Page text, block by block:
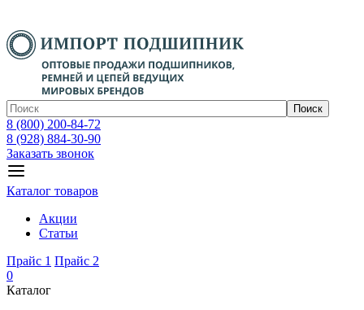
Поиск
8 (800) 200-84-72
8 (928) 884-30-90
Заказать звонок
Каталог товаров
Акции
Статьи
Прайс 1 Прайс 2
0
Каталог